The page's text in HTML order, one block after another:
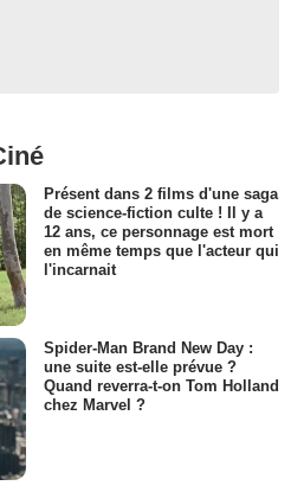
Présent dans 2 films d'une saga
de science-fiction culte ! Il y a
12 ans, ce personnage est mort
en même temps que l'acteur qui
l'incarnait
Spider-Man Brand New Day :
une suite est-elle prévue ?
Quand reverra-t-on Tom Holland
chez Marvel ?